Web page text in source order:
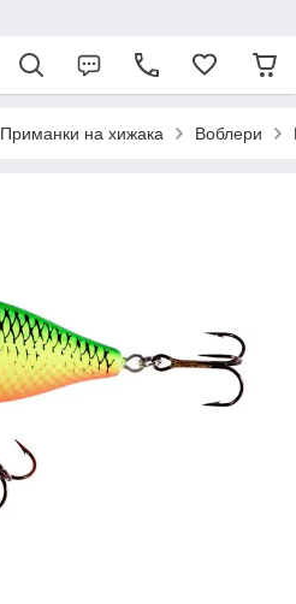
Приманки на хижака Воблери